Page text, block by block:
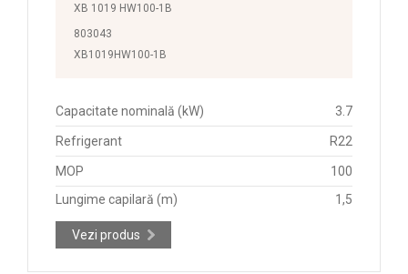
XB 1019 HW100-1B
803043
XB1019HW100-1B
Capacitate nominală (kW) 3.7
Refrigerant R22
MOP
100
Lungime capilară (m)
1,5
Vezi produs